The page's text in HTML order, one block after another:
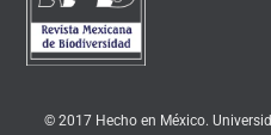
© 2017 Hecho en México.